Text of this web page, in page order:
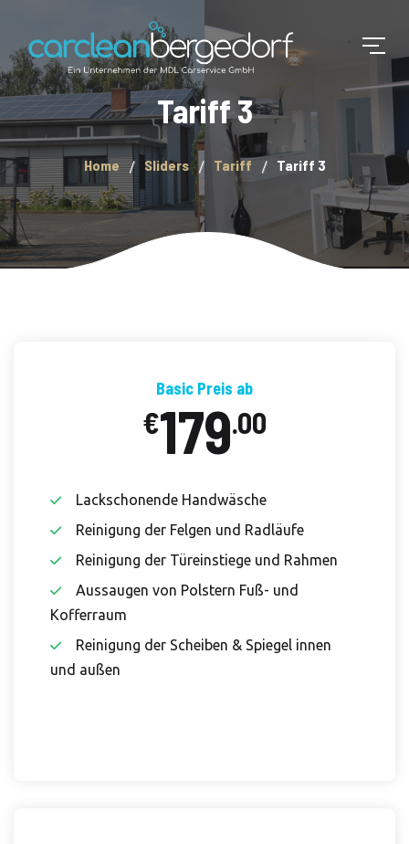
Tariff 3
Home Sliders Tariff Tariff 3
Basic Preis ab
€179.00
Lackschonende Handwäsche
Reinigung der Felgen und Radläufe
Reinigung der Türeinstiege und Rahmen
Aussaugen von Polstern Fuß- und
Kofferraum
Reinigung der Scheiben & Spiegel innen
und außen